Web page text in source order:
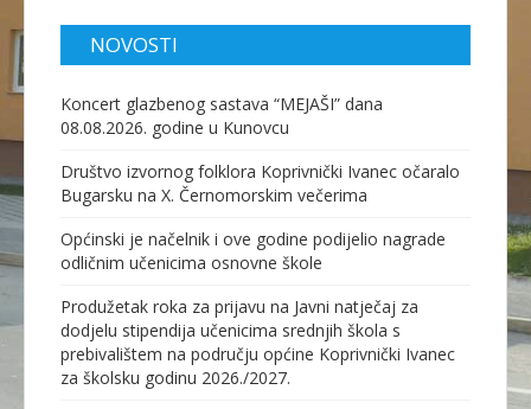
NOVOSTI
Koncert glazbenog sastava “MEJAŠI” dana
08.08.2026. godine u Kunovcu
Društvo izvornog folklora Koprivnički Ivanec očaralo
Bugarsku na X. Černomorskim večerima
Općinski je načelnik i ove godine podijelio nagrade
odličnim učenicima osnovne škole
Produžetak roka za prijavu na Javni natječaj za
dodjelu stipendija učenicima srednjih škola s
prebivalištem na području općine Koprivnički Ivanec
za školsku godinu 2026./2027.